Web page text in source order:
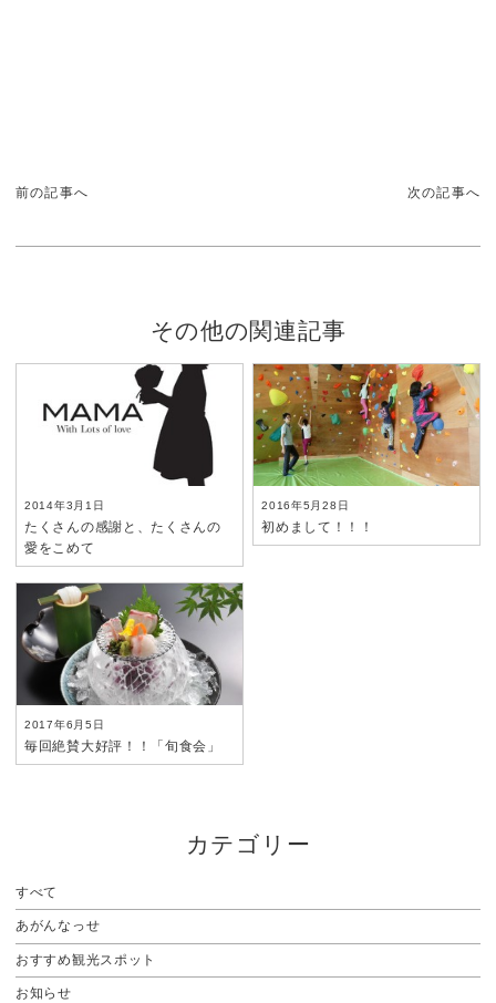
前の記事へ 次の記事へ
その他の関連記事
2014年3月1日
たくさんの感謝と、たくさんの
愛をこめて
2016年5月28日
初めまして！！！
2017年6月5日
毎回絶賛大好評！！「旬食会」
カテゴリー
すべて
あがんなっせ
おすすめ観光スポット
お知らせ